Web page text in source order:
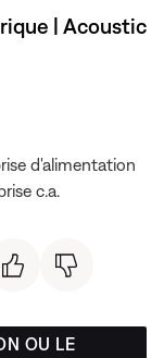
| Acoustic
d'alimentation
c.a.
OU LE